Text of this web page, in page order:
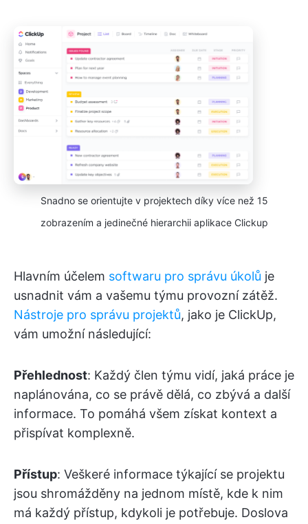
Snadno se orientujte v projektech díky více než 15
zobrazením a jedinečné hierarchii aplikace Clickup
Hlavním účelem softwaru pro správu úkolů je
usnadnit vám a vašemu týmu provozní zátěž.
Nástroje pro správu projektů, jako je ClickUp,
vám umožní následující:
Přehlednost: Každý člen týmu vidí, jaká práce je
naplánována, co se právě dělá, co zbývá a další
informace. To pomáhá všem získat kontext a
přispívat komplexně.
Přístup: Veškeré informace týkající se projektu
jsou shromážděny na jednom místě, kde k nim
má každý přístup, kdykoli je potřebuje. Doslova